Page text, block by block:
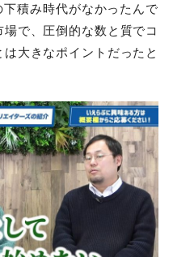
積み時代がなかったんで
で、圧倒的な数と質でコ
大きなポイントだったと